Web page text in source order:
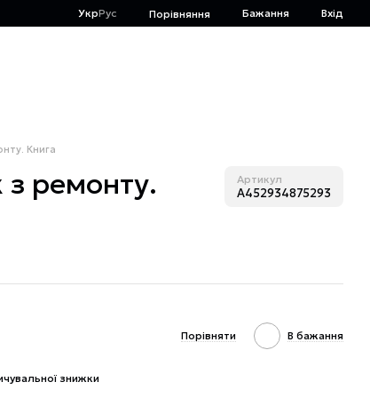
УкрРус Порівняння Бажання Вхід
Книга
ремонту.
Артикул
A452934875293
Порівняти В бажання
знижки